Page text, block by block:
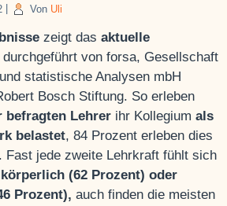
Von Uli
zeigt dasaktuelle
durchgeführt von forsa, Gesellschaft
statistische Analysen mbH
Bosch Stiftung. So erleben
befragten Lehrer ihr Kollegiumals
belastet, 84 Prozent erleben dies
Fast jede zweite Lehrkraft fühlt sich
körperlich (62 Prozent) oder
Prozent), auch finden die meisten